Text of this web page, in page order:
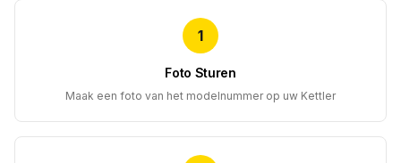
1
Foto Sturen
Maak een foto van het modelnummer op uw Kettler